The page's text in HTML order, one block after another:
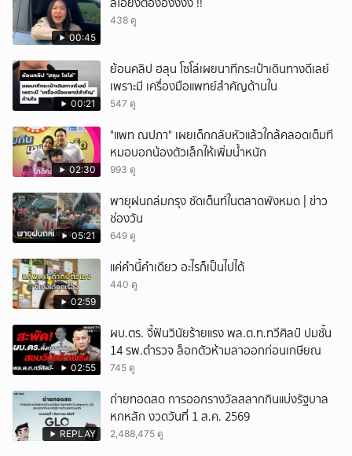
00:45
438 ดู
00:21
ย้อนคลิป ฮลุน โซโล่เผยนาทีกระเป๋าเดินทางดีเลย์
เพราะมี เครื่องมือแพทย์สำคัญด้านใน
547 ดู
02:30
"แพท ณปภา" เผยเด็กกลับหัวแล้วใกล้คลอดเต็มที
หมอบอกน้องตัวเล็กให้เพิ่มน้ำหนัก
993 ดู
05:21
พายุฝนถล่มกรุง ซัดเต็นท์ในตลาดพังหมด | ข่าว
ช่องวัน
649 ดู
02:59
แค่คำนี้คำเดียว อะไรก็เป็นไปได้
440 ดู
02:55
ผบ.ตร. จี้ฟันวินัยร้ายแรง พล.ต.ท.ทวีศิลป์ ปมชั้น
14 รพ.ตำรวจ ล็อกตัวห้ามลาออกก่อนเกษียณ
745 ดู
REPLAY
ถ่ายทอดสด การออกรางวัลสลากกินแบ่งรัฐบาล
หกหลัก งวดวันที่ 1 ส.ค. 2569
2,488,475 ดู